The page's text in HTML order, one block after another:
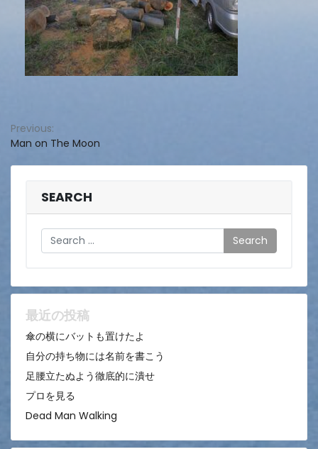
投
稿
ョ
ン
Previous:
Man on The Moon
SEARCH
Search
最近の投稿
傘の横にバットも置けたよ
自分の持ち物には名前を書こう
足腰立たぬよう徹底的に潰せ
プロを見る
Dead Man Walking